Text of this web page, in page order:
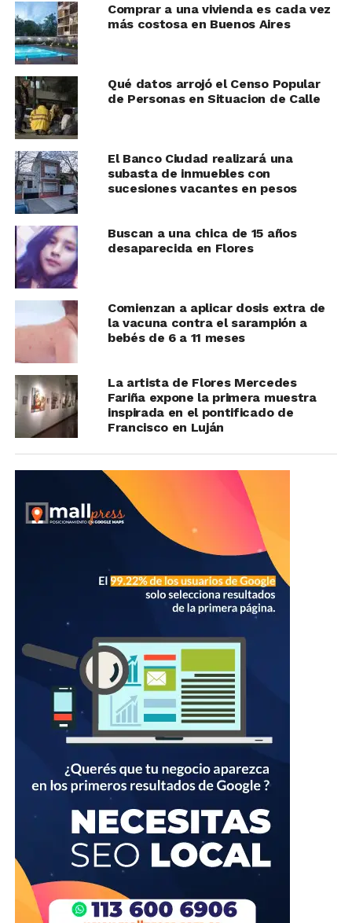
Comprar a una vivienda es cada vez
más costosa en Buenos Aires
Qué datos arrojó el Censo Popular
de Personas en Situacion de Calle
El Banco Ciudad realizará una
subasta de inmuebles con
sucesiones vacantes en pesos
Buscan a una chica de 15 años
desaparecida en Flores
Comienzan a aplicar dosis extra de
la vacuna contra el sarampión a
bebés de 6 a 11 meses
La artista de Flores Mercedes
Fariña expone la primera muestra
inspirada en el pontificado de
Francisco en Luján